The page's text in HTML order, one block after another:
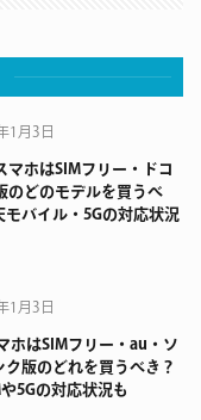
1月3日
マホはSIMフリー・ドコ
のどのモデルを買うべ
モバイル・5Gの対応状況
1月3日
ホはSIMフリー・au・ソ
ク版のどれを買うべき？
5Gの対応状況も